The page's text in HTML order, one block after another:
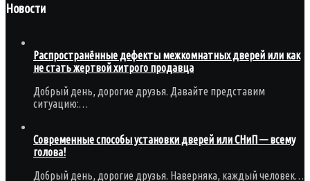
Новости
Распространённые дефекты межкомнатных дверей или как
не стать жертвой хитрого продавца
Добрый день, дорогие друзья. Давайте представим
ситуацию:…
Современные способы установки дверей или СНиП — всему
голова!
Добрый день, дорогие друзья. Наверняка, каждый человек…